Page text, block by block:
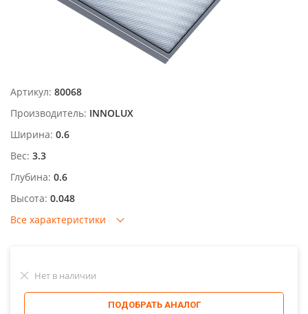
Артикул: 80068
Производитель: INNOLUX
Ширина: 0.6
Вес: 3.3
Глубина: 0.6
Высота: 0.048
Все характеристики
Нет в наличии
ПОДОБРАТЬ АНАЛОГ